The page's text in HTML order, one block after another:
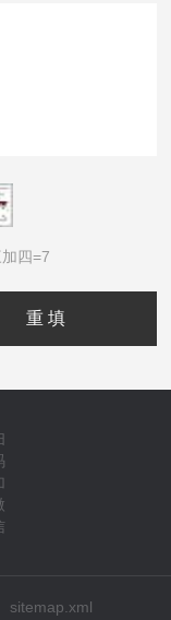
四=7
sitemap.xml